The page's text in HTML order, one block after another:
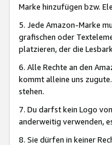
Marke hinzufügen bzw.
5. Jede Amazon-Marke
grafischen oder
platzieren, der die
6. Alle Rechte an den
kommt alleine uns
stehen.
7. Du darfst kein Logo
anderweitig verwenden,
8. Sie dürfen in keiner